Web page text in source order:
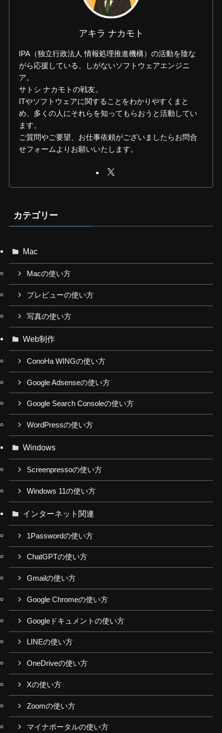
アキラ ナカモト
IPA（独立行政法人 情報処理推進機構）の活動を陰な
がら応援している、しがないソフトウェアエンジニ
ア。
サトシ ナカモトの戦友。
ITやソフトウェアに関することをわかりやすくまと
め、多くの人にそれらを知ってもらおうと活動してい
ます。
ご質問やご要望、お仕事依頼がございましたらお問合
せフォームよりお願いいたします。
カテゴリー
Mac
Macの使い方
プレビューの使い方
写真の使い方
Web制作
ConoHa WINGの使い方
Google Adsenseの使い方
Google Search Consoleの使い方
WordPressの使い方
Windows
Screenpressoの使い方
Windows 11の使い方
インターネット関連
1Passwordの使い方
ChatGPTの使い方
Gmailの使い方
Google Chromeの使い方
Googleドキュメントの使い方
LINEの使い方
OneDriveの使い方
Xの使い方
Zoomの使い方
マイナポータルの使い方